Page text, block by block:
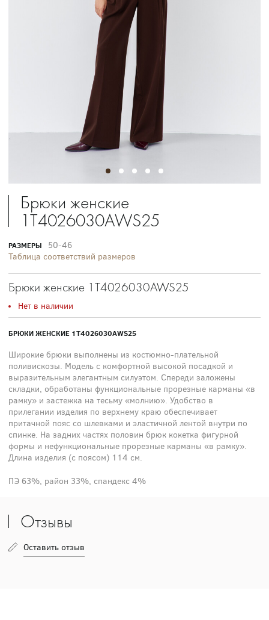
Брюки женские
1T4026030AWS25
РАЗМЕРЫ
50-46
Таблица соответствий размеров
Брюки женские 1T4026030AWS25
Нет в наличии
БРЮКИ ЖЕНСКИЕ 1T4026030AWS25
Широкие брюки выполнены из костюмно-плательной
поливискозы. Модель с комфортной высокой посадкой и
выразительным элегантным силуэтом. Спереди заложены
складки, обработаны функциональные прорезные карманы «в
рамку» и застежка на тесьму «молнию». Удобство в
прилегании изделия по верхнему краю обеспечивает
притачной пояс со шлевками и эластичной лентой внутри по
спинке. На задних частях половин брюк кокетка фигурной
формы и нефункциональные прорезные карманы «в рамку».
Длина изделия (с поясом) 114 см.
ПЭ 63%, район 33%, спандекс 4%
Отзывы
Оставить отзыв